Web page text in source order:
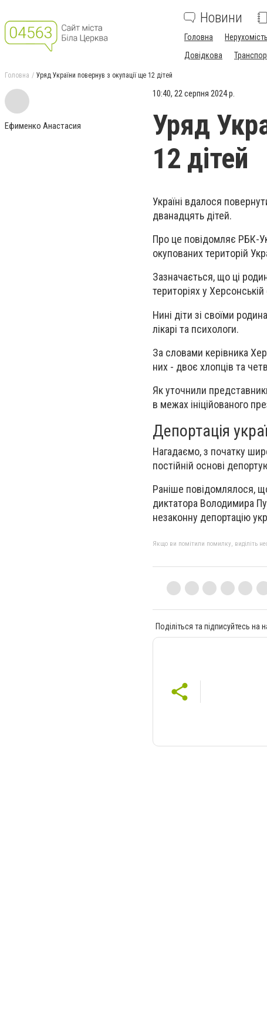
Новини
Головна Нерухомість
Довідкова
Головна Уряд України повернув з окупації ще 12 дітей
Ефименко Анастасия
10:40, 22 серпня 2024 р.
Уряд
12 дітей
Україні вдалося
дванадцять дітей.
Про це повідомляє РБК-
окупованих територій
Зазначається, що ці
територіях у Херсонській
Нині діти зі своїми
лікарі та психологи.
За словами керівника
них - двоє хлопців та
Як уточнили
в межах ініційованого
Депортація
Нагадаємо, з початку
постійній основі
Раніше повідомлялося,
диктатора Володимира
незаконну депортацію
Якщо ви помітили помилку, виділіть
Поділіться та підписуйтесь на